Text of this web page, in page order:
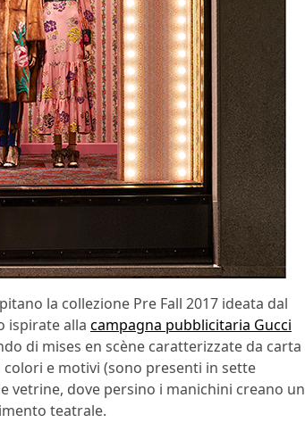
la collezione Pre Fall 2017 ideata dal
ispirate alla campagna pubblicitaria Gucci
di mises en scène caratterizzate da carta
e motivi (sono presenti in sette
vetrine, dove persino i manichini creano un
teatrale.